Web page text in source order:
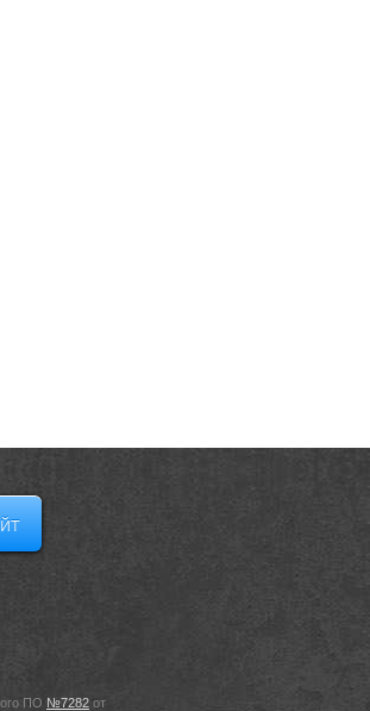
ПО №7282от